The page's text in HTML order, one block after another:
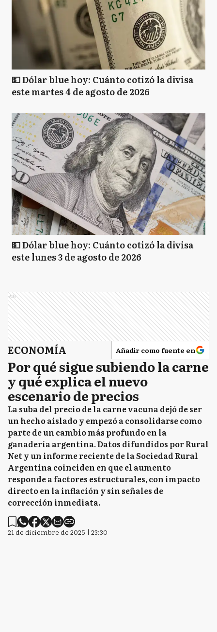
💵 Dólar blue hoy: Cuánto cotizó la divisa
este martes 4 de agosto de 2026
💵 Dólar blue hoy: Cuánto cotizó la divisa
este lunes 3 de agosto de 2026
Ads
ECONOMÍA Añadir como fuente en
Por qué sigue subiendo la carne
y qué explica el nuevo
escenario de precios
La suba del precio de la carne vacuna dejó de ser
un hecho aislado y empezó a consolidarse como
parte de un cambio más profundo en la
ganadería argentina. Datos difundidos por Rural
Net y un informe reciente de la Sociedad Rural
Argentina coinciden en que el aumento
responde a factores estructurales, con impacto
directo en la inflación y sin señales de
corrección inmediata.
21 de diciembre de 2025 | 23:30